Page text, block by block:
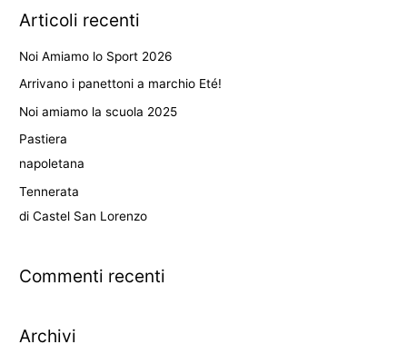
c
a
:
Articoli recenti
Noi Amiamo lo Sport 2026
Arrivano i panettoni a marchio Eté!
Noi amiamo la scuola 2025
Pastiera
napoletana
Tennerata
di Castel San Lorenzo
Commenti recenti
Archivi